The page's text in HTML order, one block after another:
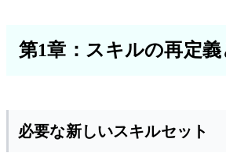
第1章：スキルの再定
必要な新しいスキルセット